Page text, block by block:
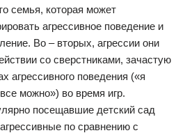
семья, которая может
агрессивное поведение и
Во – вторых, агрессии они
со сверстниками, зачастую
агрессивного поведения («я
можно») во время игр.
посещавшие детский сад
по сравнению с